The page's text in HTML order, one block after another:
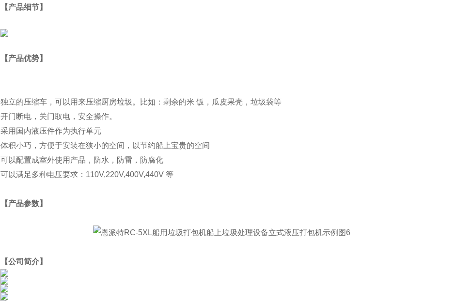
【产品细节】
【产品优势】
独立的压缩车，可以用来压缩厨房垃圾。比如：剩余的米 饭，瓜皮果壳，垃圾袋等
开门断电，关门取电，安全操作。
采用国内液压件作为执行单元
体积小巧，方便于安装在狭小的空间，以节约船上宝贵的空间
可以配置成室外使用产品，防水，防雷，防腐化
可以满足多种电压要求：110V,220V,400V,440V 等
【产品参数】
【公司简介】